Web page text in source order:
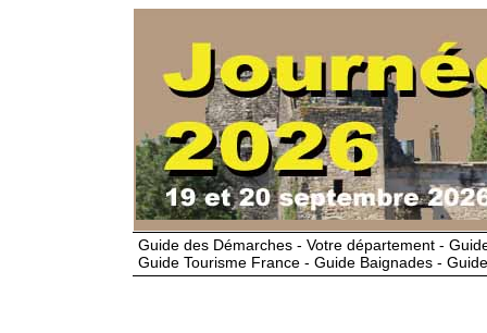
Guide des Démarches - Votre département -
Guide Tourisme France - Guide Baignades -